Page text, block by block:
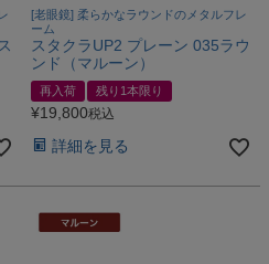
[老眼鏡] 柔らかなラウンドのメタルフレ
ーム
スタクラUP2 プレーン 035ラウ
ンド（マルーン）
再入荷 残り1本限り
¥19,800税込
詳細を見る